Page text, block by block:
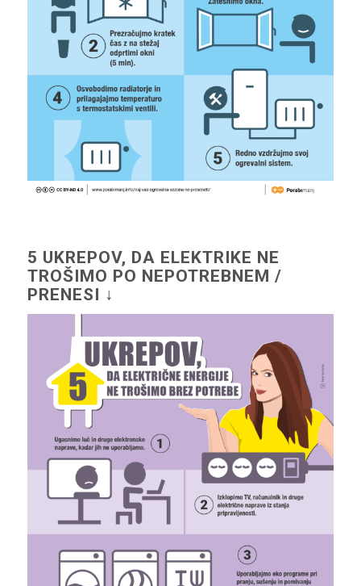
5 UKREPOV, DA ELEKTRIKE NE
TROŠIMO PO NEPOTREBNEM /
PRENESI ↓